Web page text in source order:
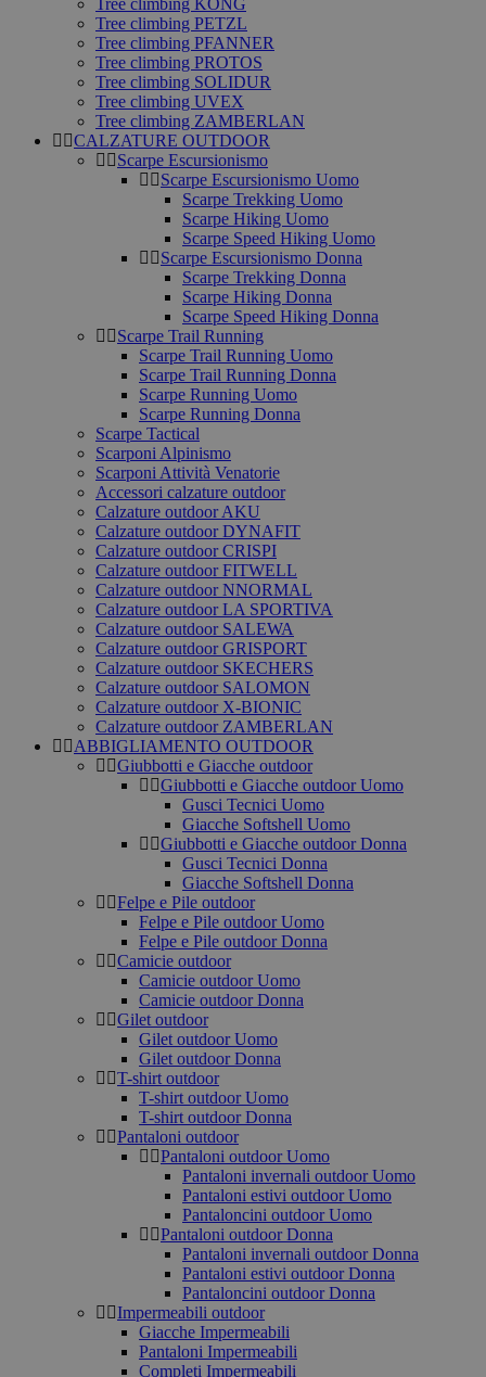
Tree climbing KONG
Tree climbing PETZL
Tree climbing PFANNER
Tree climbing PROTOS
Tree climbing SOLIDUR
Tree climbing UVEX
Tree climbing ZAMBERLAN
CALZATURE OUTDOOR
Scarpe Escursionismo
Scarpe Escursionismo Uomo
Scarpe Trekking Uomo
Scarpe Hiking Uomo
Scarpe Speed Hiking Uomo
Scarpe Escursionismo Donna
Scarpe Trekking Donna
Scarpe Hiking Donna
Scarpe Speed Hiking Donna
Scarpe Trail Running
Scarpe Trail Running Uomo
Scarpe Trail Running Donna
Scarpe Running Uomo
Scarpe Running Donna
Scarpe Tactical
Scarponi Alpinismo
Scarponi Attività Venatorie
Accessori calzature outdoor
Calzature outdoor AKU
Calzature outdoor DYNAFIT
Calzature outdoor CRISPI
Calzature outdoor FITWELL
Calzature outdoor NNORMAL
Calzature outdoor LA SPORTIVA
Calzature outdoor SALEWA
Calzature outdoor GRISPORT
Calzature outdoor SKECHERS
Calzature outdoor SALOMON
Calzature outdoor X-BIONIC
Calzature outdoor ZAMBERLAN
ABBIGLIAMENTO OUTDOOR
Giubbotti e Giacche outdoor
Giubbotti e Giacche outdoor Uomo
Gusci Tecnici Uomo
Giacche Softshell Uomo
Giubbotti e Giacche outdoor Donna
Gusci Tecnici Donna
Giacche Softshell Donna
Felpe e Pile outdoor
Felpe e Pile outdoor Uomo
Felpe e Pile outdoor Donna
Camicie outdoor
Camicie outdoor Uomo
Camicie outdoor Donna
Gilet outdoor
Gilet outdoor Uomo
Gilet outdoor Donna
T-shirt outdoor
T-shirt outdoor Uomo
T-shirt outdoor Donna
Pantaloni outdoor
Pantaloni outdoor Uomo
Pantaloni invernali outdoor Uomo
Pantaloni estivi outdoor Uomo
Pantaloncini outdoor Uomo
Pantaloni outdoor Donna
Pantaloni invernali outdoor Donna
Pantaloni estivi outdoor Donna
Pantaloncini outdoor Donna
Impermeabili outdoor
Giacche Impermeabili
Pantaloni Impermeabili
Completi Impermeabili